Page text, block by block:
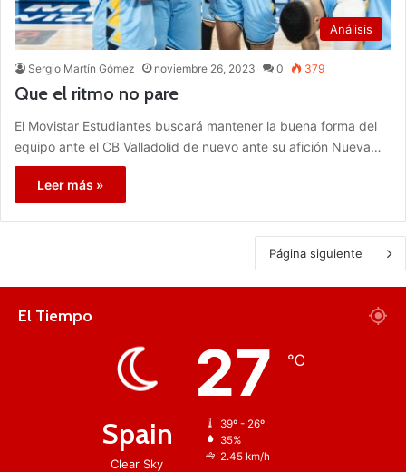
Análisis
Sergio Martín Gómez noviembre 26, 2023 0 379
Que el ritmo no pare
El Movistar Estudiantes buscará mantener la buena forma del
equipo ante el CB Valladolid de nuevo ante su afición Nueva…
Leer más »
Página siguiente
El Tiempo
Spain
Clear Sky
27 ℃
39º - 26º
35%
2.45 km/h